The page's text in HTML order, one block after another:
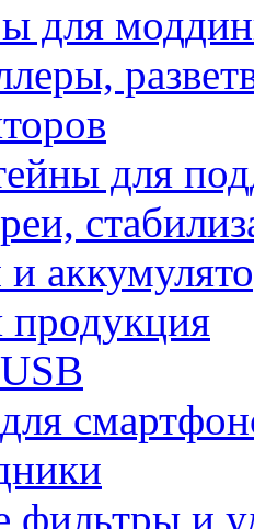
для
для
и
продукция
фильтры и